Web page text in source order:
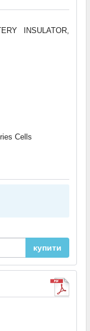
INSULATOR,
Cells
купити